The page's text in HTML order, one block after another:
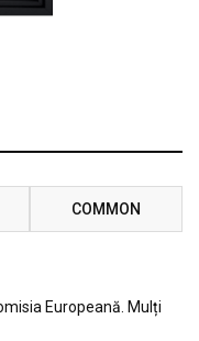
COMMON
Europeană. Mulți